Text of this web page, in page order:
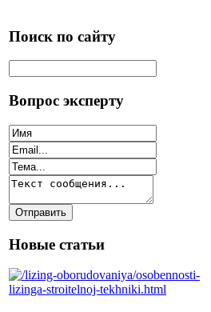
Поиск по сайту
Вопрос эксперту
Новые статьи